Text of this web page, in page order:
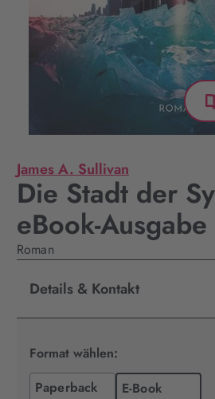
James A. Sullivan
Die Stadt der
eBook-Ausgabe
Roman
Details & Kontakt
Format wählen:
Paperback
E-Book